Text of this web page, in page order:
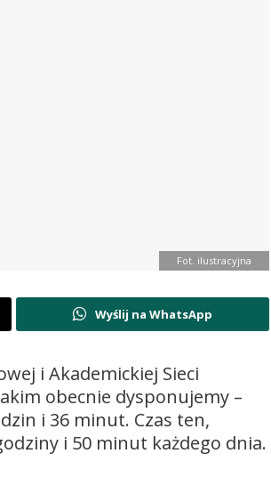
Fot. ilustracyjna
Wyślij na WhatsApp
i Akademickiej Sieci
obecnie dysponujemy –
i 36 minut. Czas ten,
i 50 minut każdego dnia.